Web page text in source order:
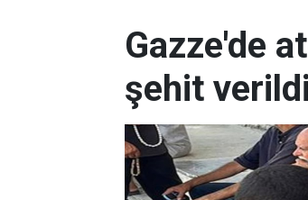
Gazze'de
şehit verildi